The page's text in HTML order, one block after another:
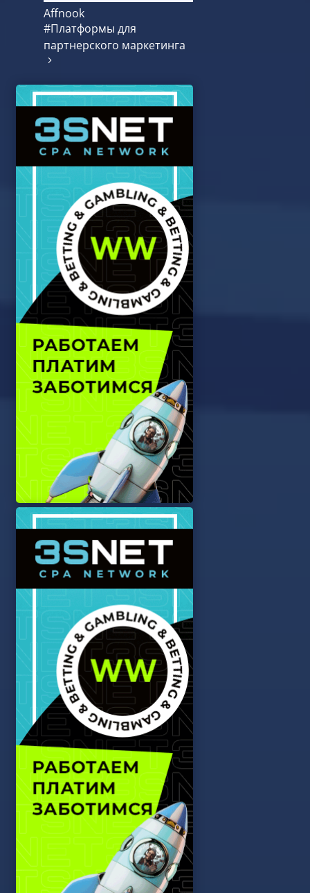
Affnook
#Платформы для
партнерского маркетинга